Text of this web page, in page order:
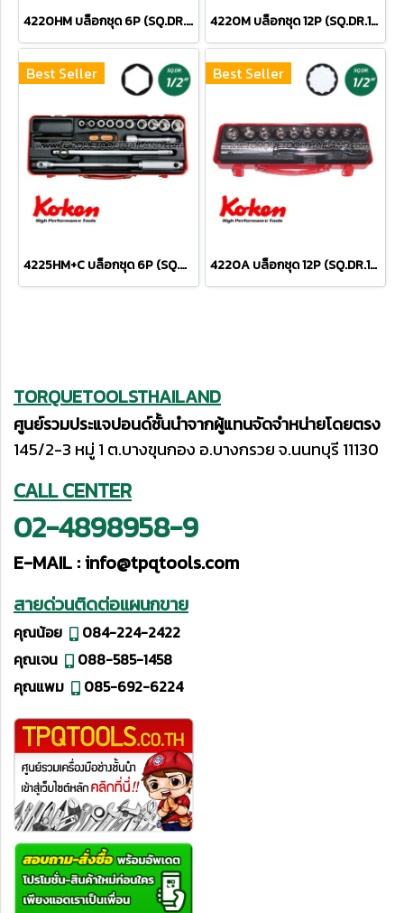
4220HM บล็อกชุด 6P (SQ.DR.1/2") Socket Set 4220M บล็อกชุด 12P (SQ.DR.1/2") Socket Set
Best Seller
4225HM+C บล็อกชุด 6P (SQ.DR.1/2") Socket Set
Best Seller
4220A บล็อกชุด 12P (SQ.DR.1/2") Socket Set
TORQUETOOLSTHAILAND
ศูนย์รวมประแจปอนด์ชั้นนำจากผู้แทนจัดจำหน่ายโดยตรง
145/2-3 หมู่ 1 ต.บางขุนกอง อ.บางกรวย จ.นนทบุรี 11130
CALL CENTER
02-4898958-9
E-MAIL :info@tpqtools.com
สายด่วนติดต่อแผนกขาย
คุณน้อย
084-224-2422
คุณเจน
088-585-1458
คุณแพม
085-692-6224